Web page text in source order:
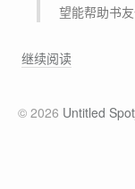
望能帮助书
继续阅读使
-
© 2026 Untitled